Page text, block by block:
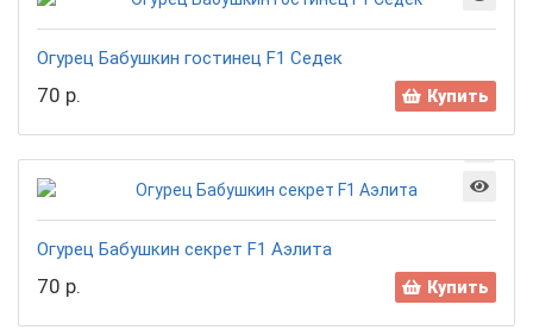
Огурец Бабушкин гостинец F1 Седек
70 р. Купить
Огурец Бабушкин секрет F1 Аэлита
70 р. Купить